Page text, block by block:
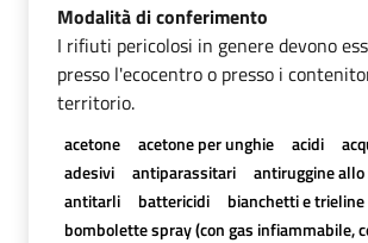
Modalità di conferimento
I rifiuti pericolosi in genere devono
presso l'ecocentro o presso i
territorio.
acetone acetone per unghie acidi
adesivi
antiparassitari
antiruggine allo
antitarli
battericidi
bianchetti e trieline
bombolette spray (con gas infiammabile,